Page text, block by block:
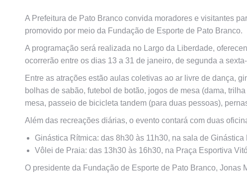
A Prefeitura de Pato Branco convida moradores e visitantes
promovido por meio da Fundação de Esporte de Pato Branco.
A programação será realizada no Largo da Liberdade,
ocorrerão entre os dias 13 a 31 de janeiro, de segunda a
Entre as atrações estão aulas coletivas ao ar livre de dança,
bolhas de sabão, futebol de botão, jogos de mesa (dama,
mesa, passeio de bicicleta tandem (para duas pessoas),
Além das recreações diárias, o evento contará com duas
Ginástica Rítmica: das 8h30 às 11h30, na sala de
Vôlei de Praia: das 13h30 às 16h30, na Praça Esportiva
O presidente da Fundação de Esporte de Pato Branco,